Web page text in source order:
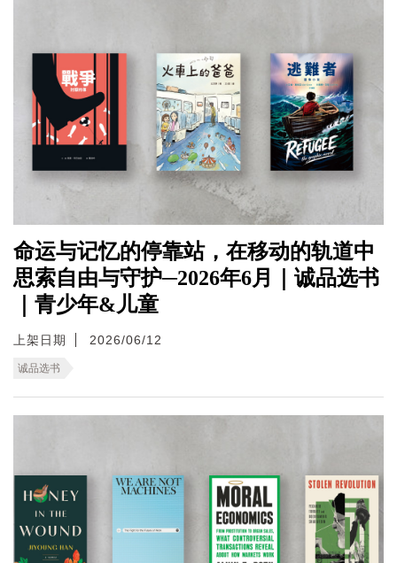
命运与记忆的停靠站，在移动的轨道中
思索自由与守护─2026年6月｜诚品选书
｜青少年&儿童
上架日期 2026/06/12
诚品选书